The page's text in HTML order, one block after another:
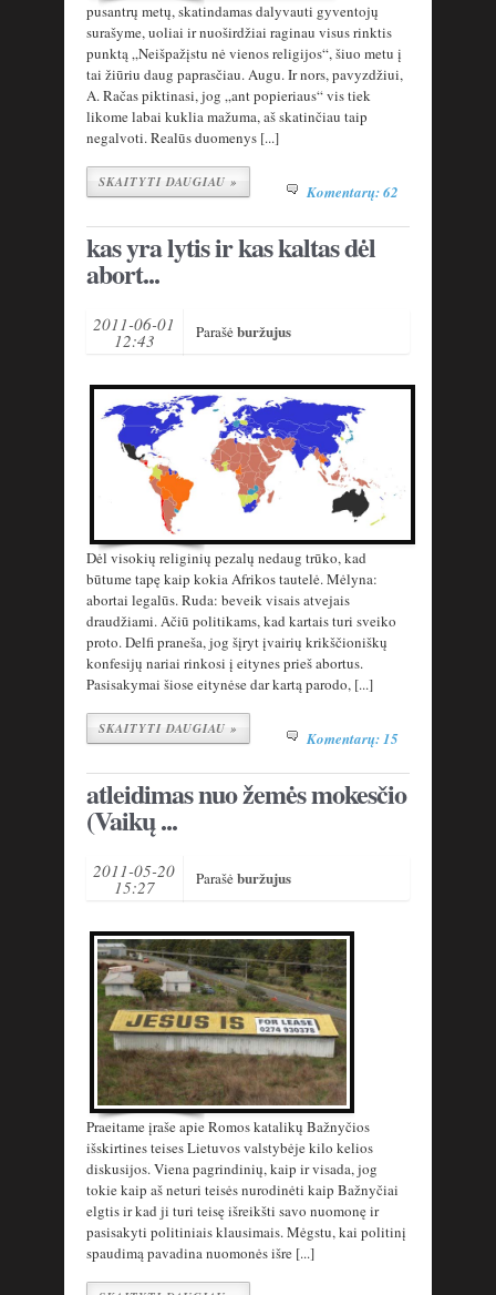
pusantrų metų, skatindamas dalyvauti gyventojų
surašyme, uoliai ir nuoširdžiai raginau visus rinktis
punktą „Neišpažįstu nė vienos religijos“, šiuo metu į
tai žiūriu daug paprasčiau. Augu. Ir nors, pavyzdžiui,
A. Račas piktinasi, jog „ant popieriaus“ vis tiek
likome labai kuklia mažuma, aš skatinčiau taip
negalvoti. Realūs duomenys [...]
SKAITYTI DAUGIAU » Komentarų: 62
kas yra lytis ir kas kaltas dėl
abort...
2011-06-01
12:43 Parašėburžujus
Dėl visokių religinių pezalų nedaug trūko, kad
būtume tapę kaip kokia Afrikos tautelė. Mėlyna:
abortai legalūs. Ruda: beveik visais atvejais
draudžiami. Ačiū politikams, kad kartais turi sveiko
proto. Delfi praneša, jog šįryt įvairių krikščioniškų
konfesijų nariai rinkosi į eitynes prieš abortus.
Pasisakymai šiose eitynėse dar kartą parodo, [...]
SKAITYTI DAUGIAU » Komentarų: 15
atleidimas nuo žemės mokesčio
(Vaikų ...
2011-05-20
15:27 Parašėburžujus
Praeitame įraše apie Romos katalikų Bažnyčios
išskirtines teises Lietuvos valstybėje kilo kelios
diskusijos. Viena pagrindinių, kaip ir visada, jog
tokie kaip aš neturi teisės nurodinėti kaip Bažnyčiai
elgtis ir kad ji turi teisę išreikšti savo nuomonę ir
pasisakyti politiniais klausimais. Mėgstu, kai politinį
spaudimą pavadina nuomonės išre [...]